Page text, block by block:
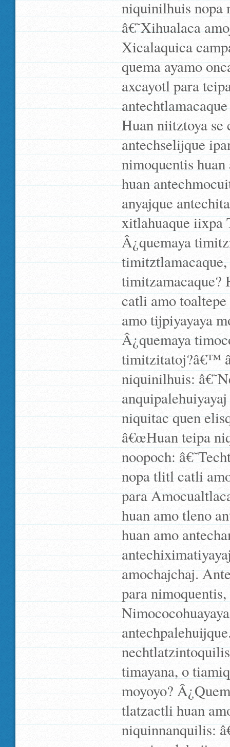
niquinilhuis nopa
â€˜Xihualaca
Xicalaquica
quema ayamo
axcayotl para
Huan niitztoya se
antechselijque
nimoquentis
huan
anyajque
xitlahuaque iixpa
Â¿quemaya
timitzamacaque?
catli amo
amo tijpiyayaya
Â¿quemaya
timitzitatoj?â€™
niquinilhuis:
niquitac quen
â€œHuan teipa
noopoch:
nopa tlitl catli
para
huan amo tleno
huan amo
amochajchaj.
para
timayana, o
moyoyo?
tlatzactli huan
niquinnanquilis: